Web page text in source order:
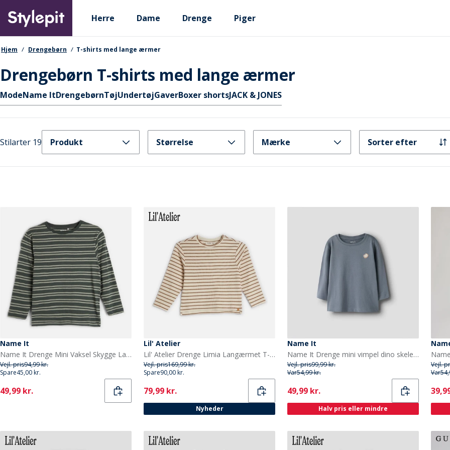
main
content
Primary departments
Herre Dame Drenge Piger
navigationssti
Hjem Drengebørn T-shirts med lange ærmer
Drengebørn T-shirts med lange ærmer
Hurtige links
ModeName ItDrengebørnTøjUndertøjGaverBoxer shortsJACK & JONES
Stilarter 19 Produkt Størrelse Mærke Sorter efter
Name It
Name It Drenge Mini Vaksel Skygge Langærmet T-shirt Urban Chic
Vejl. pris94,99 kr.
Spare45,00 kr.
Current
49,99 kr.
Lil' Atelier
Lil' Atelier Drenge Limia Langærmet T-shirt Turtledove
Vejl. pris169,99 kr.
Spare90,00 kr.
Current
79,99 kr.
Nyheder
Name It
Name It Drenge mini vimpel dino skelet langærmet t-shirt Flint Stone
Vejl. pris99,99 kr.
Var54,99 kr.
Current
49,99 kr.
Halv pris eller mindre
Vejl.
Var